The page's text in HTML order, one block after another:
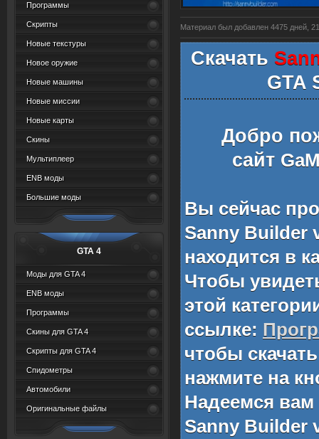
Программы
Скрипты
Новые текстуры
Новое оружие
Новые машины
Новые миссии
Новые карты
Скины
Мультиплеер
ENB моды
Большие моды
GTA 4
Моды для GTA 4
ENB моды
Программы
Скины для GTA 4
Скрипты для GTA 4
Спидометры
Автомобили
Оригинальные файлы
Материал был добавлен 4475 дней,
Скачать
GTA
Добро
сайт
Вы сейчас
Sanny Builder
находится в
Чтобы
этой
ссылке:
чтобы
нажмите на
Надеемся
Sanny Builder